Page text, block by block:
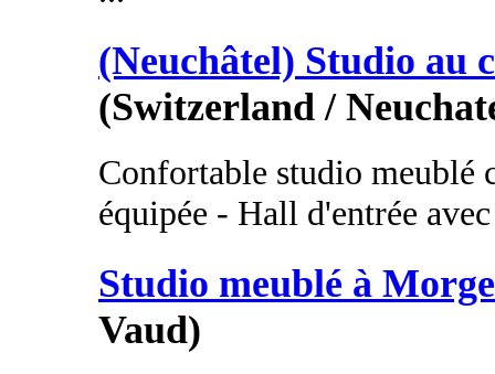
(Neuchâtel) Studio au
(Switzerland /
Confortable studio meublé
équipée - Hall d'entrée
Studio meublé à
Vaud)